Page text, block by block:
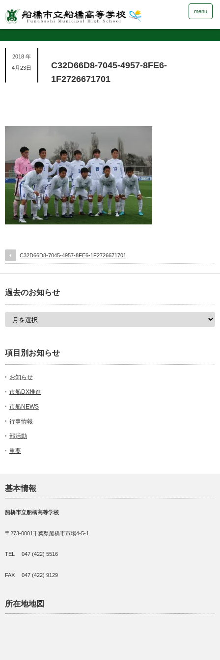
menu
2018 年
4月23日
C32D66D8-7045-4957-8FE6-
1F2726671701
C32D66D8-7045-4957-8FE6-1F2726671701
過去のお知らせ
項目別お知らせ
お知らせ
市船DX推進
市船NEWS
行事情報
部活動
重要
基本情報
船橋市立船橋高等学校
〒273-0001千葉県船橋市市場4-5-1
TEL 047 (422) 5516
FAX 047 (422) 9129
所在地地図